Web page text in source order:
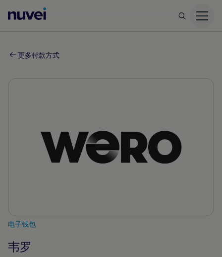
主
更多付款方式
电子钱包
韦罗